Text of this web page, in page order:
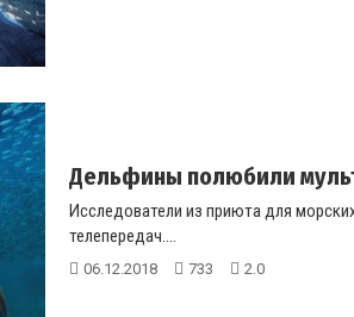
Дельфины полюбили
Исследователи из приюта для
телепередач....
06.12.2018 733 2.0